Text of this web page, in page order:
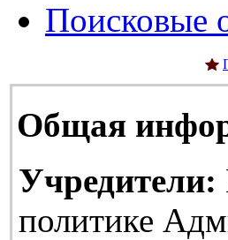
Поисковые
Общая
Учредители:
политике